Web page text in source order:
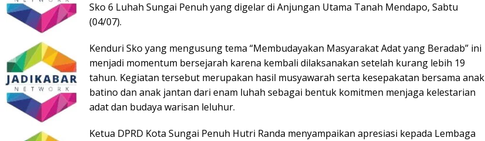
Sko 6 Luhah Sungai Penuh yang digelar di Anjungan Utama Tanah Mendapo, Sabtu
(04/07).
Kenduri Sko yang mengusung tema “Membudayakan Masyarakat Adat yang Beradab” ini
menjadi momentum bersejarah karena kembali dilaksanakan setelah kurang lebih 19
tahun. Kegiatan tersebut merupakan hasil musyawarah serta kesepakatan bersama anak
batino dan anak jantan dari enam luhah sebagai bentuk komitmen menjaga kelestarian
adat dan budaya warisan leluhur.
Ketua DPRD Kota Sungai Penuh Hutri Randa menyampaikan apresiasi kepada Lembaga